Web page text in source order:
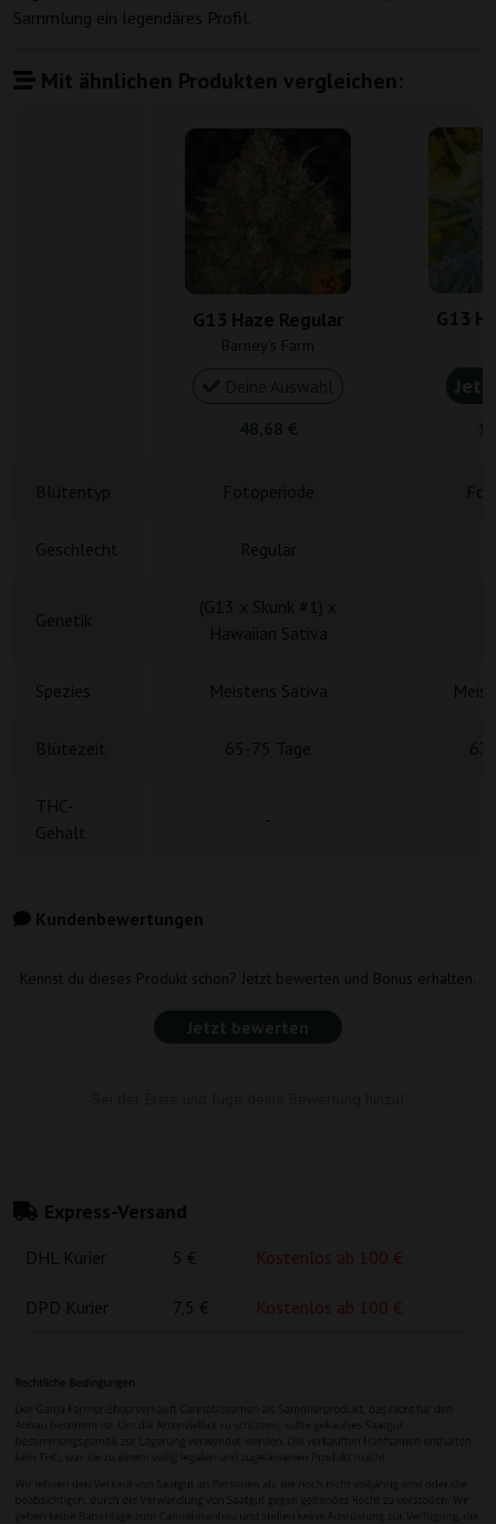
Sammlung ein legendäres Profil.
Mit ähnlichen Produkten vergleichen:
G13 Haze Regular
Barney's Farm
G13
Geschlecht Regulär
Spezies Meistens Sativa
THC-
Gehalt
-
Kundenbewertungen
Kennst du dieses Produkt schon? Jetzt bewerten und Bonus erhalten.
Jetzt bewerten
Express-Versand
DHL Kurier 5 € Kostenlos ab 100 €
DPD Kurier 7,5 € Kostenlos ab 100 €